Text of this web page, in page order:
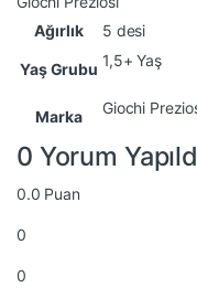
Ağırlık
5 desi
Yaş Grubu 1,5+ Yaş
Marka Giochi
0 Yorum
0.0 Puan
0
0